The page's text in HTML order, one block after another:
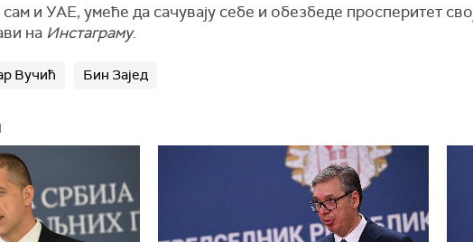
сам и УАЕ, умеће да сачувају себе и обезбеде просперитет
на Инстаграму.
Вучић Бин Зајед